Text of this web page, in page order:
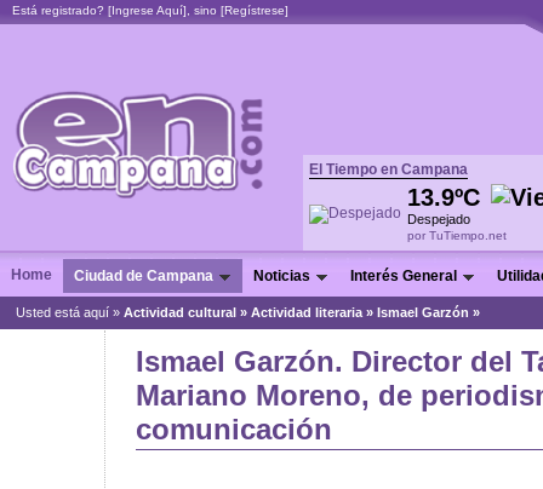
Está registrado? [Ingrese Aquí], sino [Regístrese]
El Tiempo en Campana
13.9ºC
Despejado
por TuTiempo.net
Home Ciudad de Campana Noticias Interés General
Usted está aquí » Actividad cultural » Actividad literaria » Ismael Garzón »
Ismael Garzón. Director del
Mariano Moreno, de
comunicación